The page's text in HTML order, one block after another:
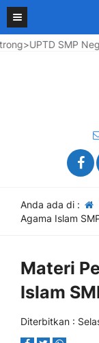
SMP
Anda ada di :
Agama Islam
Materi
Islam
Diterbitkan :